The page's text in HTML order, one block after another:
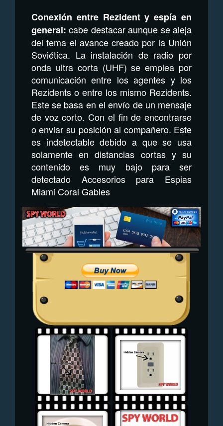
Conexión entre Rezident y espía en
general: cabe destacar aunque se aleja
del tema el avance creado por la Unión
Soviética. La instalación de radio por
onda ultra corta (UHF) se emplea por
comunicación entre los agentes y los
Rezidents o entre los mismo Rezidents.
Este se basa en el envío de un mensaje
de voz corto. Con el fin de encontrarse
o enviar su posición al compañero. Este
es indetectable debido a que se usa
solamente en distancias cortas y su
contenido es muy bajo para ser
detectado Accesorios para Espias
Miami Coral Gables